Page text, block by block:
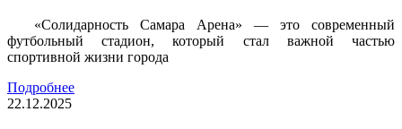
«Солидарность Самара Арена» — это современный
футбольный стадион, который стал важной частью
спортивной жизни города
Подробнее
22.12.2025